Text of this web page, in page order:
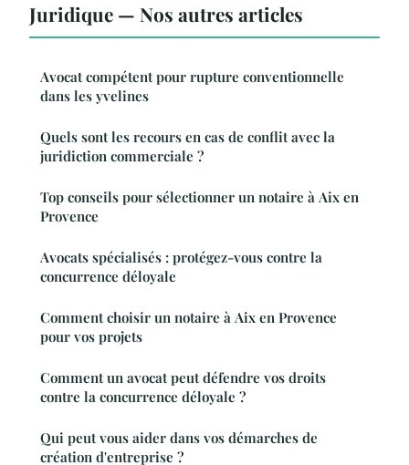
Juridique — Nos autres articles
Avocat compétent pour rupture conventionnelle
dans les yvelines
Quels sont les recours en cas de conflit avec la
juridiction commerciale ?
Top conseils pour sélectionner un notaire à Aix en
Provence
Avocats spécialisés : protégez-vous contre la
concurrence déloyale
Comment choisir un notaire à Aix en Provence
pour vos projets
Comment un avocat peut défendre vos droits
contre la concurrence déloyale ?
Qui peut vous aider dans vos démarches de
création d'entreprise ?